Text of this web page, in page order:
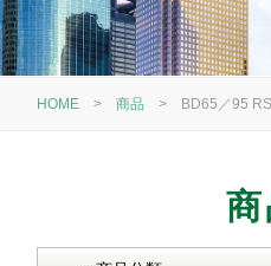
HOME >商品 > BD65／95
商